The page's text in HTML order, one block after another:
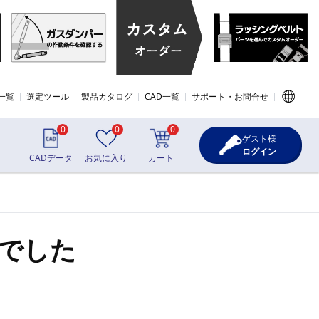
覧 選定ツール 製品カタログ CAD一覧 サポート・お問合せ
0
CADデータ
0
お気に入り
0
カート
ゲスト様
ログイン
した